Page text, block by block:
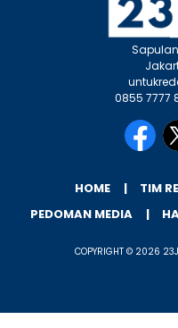
0855 7777
HOME TIM
PEDOMAN MEDIA
COPYRIGHT © 2026